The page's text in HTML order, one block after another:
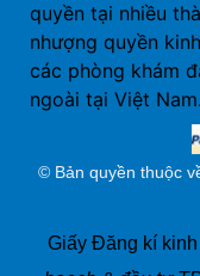
quyền tại nhiều
nhượng quyền
các phòng khám
ngoài tại Việt Nam.
© Bản quyền thuộc
Giấy Đăng kí kinh